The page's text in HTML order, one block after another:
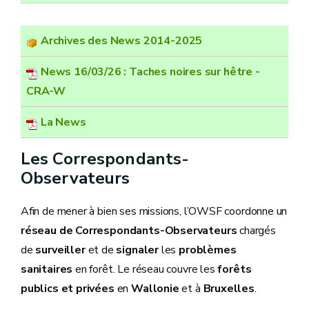
Archives des News 2014-2025
News 16/03/26 : Taches noires sur hêtre -
CRA-W
La News
Les Correspondants-
Observateurs
Afin de mener à bien ses missions, l’OWSF coordonne un
réseau de Correspondants-Observateurschargés
de surveilleret de signalerles problèmes
sanitaires en forêt. Le réseau couvre lesforêts
publics et privées enWallonieet à Bruxelles.